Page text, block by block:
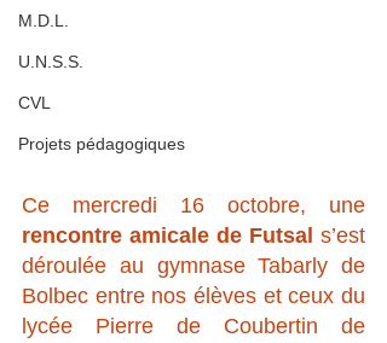
M.D.L.
U.N.S.S.
CVL
Projets pédagogiques
rencontre amicale de Futsal s’est
déroulée au gymnase Tabarly de
Bolbec entre nos élèves et ceux du
lycée Pierre de Coubertin de